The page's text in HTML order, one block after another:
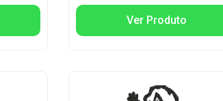
Ver Produto